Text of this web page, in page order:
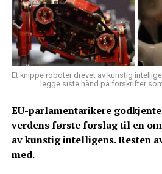
Et knippe roboter drevet av kunstig
legge siste hånd på forskrifter
EU-parlamentarikere
verdens første forslag til en
av kunstig intelligens. Resten
med.